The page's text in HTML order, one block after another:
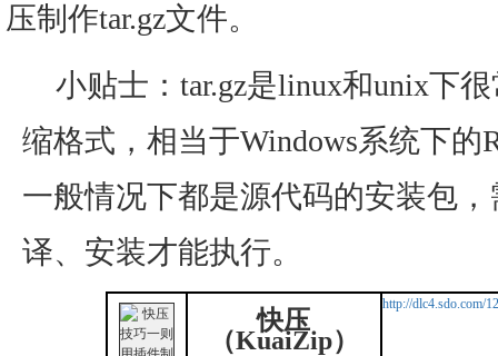
压制作tar.gz文件。
小贴士：tar.gz是linux和unix下
缩格式，相当于Windows系统下的
一般情况下都是源代码的安装包
译、安装才能执行。
快压
（KuaiZip）
http://dlc4.sdo.com/